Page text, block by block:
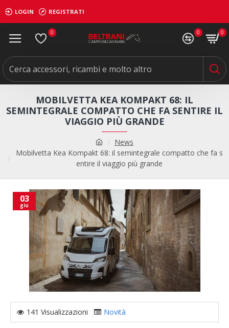
LOGIN REGISTRATI
0 0 0
News
Mobilvetta Kea Kompakt 68: il semintegrale compatto che fa s
entire il viaggio più grande
MOBILVETTA KEA KOMPAKT 68: IL
SEMINTEGRALE COMPATTO CHE FA SENTIRE IL
VIAGGIO PIÙ GRANDE
03
giu
141 Visualizzazioni Novità